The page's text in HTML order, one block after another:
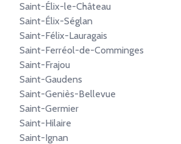
Saint-Élix-le-Château
Saint-Élix-Séglan
Saint-Félix-Lauragais
Saint-Ferréol-de-Comminges
Saint-Frajou
Saint-Gaudens
Saint-Geniès-Bellevue
Saint-Germier
Saint-Hilaire
Saint-Ignan